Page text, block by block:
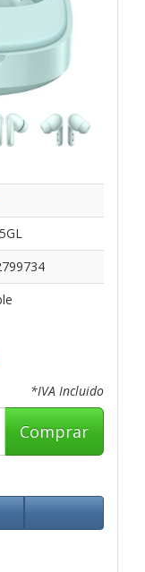
*IVA Incluido
Comprar